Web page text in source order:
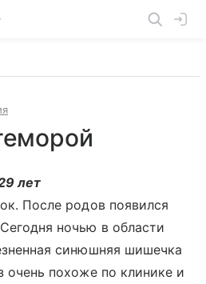
лет
После родов появился
ночью в области
синюшняя шишечка
похоже по клинике и